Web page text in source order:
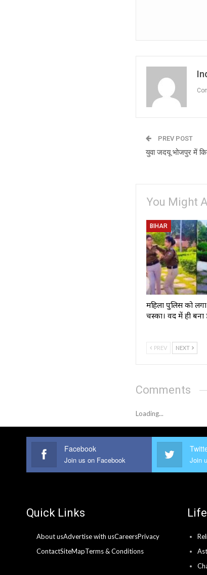
PREV POST
युवा जदयू भोजपुर में
You Might
BIHAR
महिला पुलिस को
चस्का। वर्दी में ही बना
PREV NEXT
Comments
Loading...
Facebook
Join us on Facebook Join
Quick Links
About usAdvertise with usCareersPrivacy
ContactSiteMapTerms & Conditions